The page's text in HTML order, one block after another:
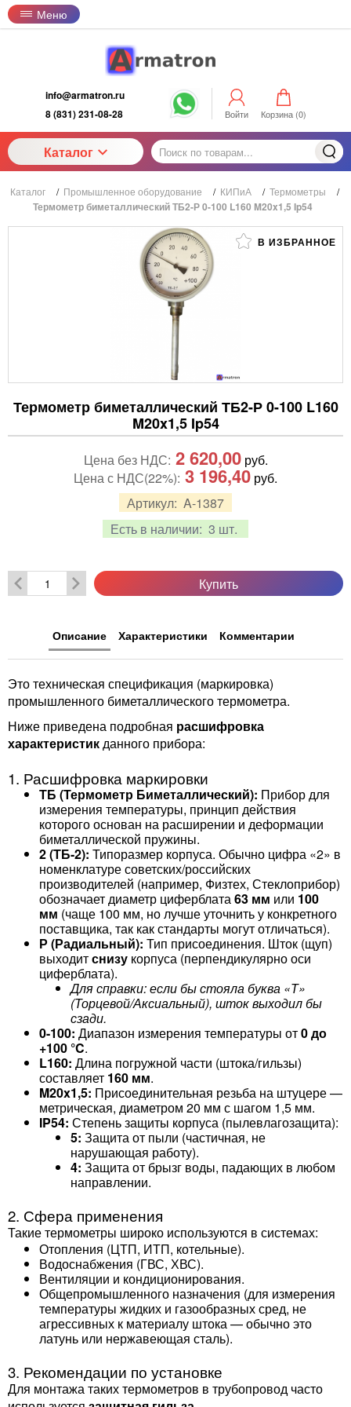
Меню
info@armatron.ru
8 (831) 231-08-28
Войти Корзина (0)
Каталог
Каталог / Промышленное оборудование / КИПиА / Термометры /
Термометр биметаллический ТБ2-Р 0-100 L160 M20x1,5 Ip54
В ИЗБРАННОЕ
Термометр биметаллический ТБ2-Р 0-100 L160
M20x1,5 Ip54
Артикул: A-1387
Есть в наличии: 3 шт.
Цена без НДС: 2 620,00руб.
Цена с НДС(22%): 3 196,40 руб.
Купить
Описание Характеристики Комментарии
Это техническая спецификация (маркировка)
промышленного биметаллического термометра.
Ниже приведена подробная расшифровка
характеристикданного прибора:
1. Расшифровка маркировки
ТБ (Термометр Биметаллический): Прибор для
измерения температуры, принцип действия
которого основан на расширении и деформации
биметаллической пружины.
2 (ТБ-2): Типоразмер корпуса. Обычно цифра «2» в
номенклатуре советских/российских
производителей (например, Физтех, Стеклоприбор)
обозначает диаметр циферблата63 мм или 100
мм (чаще 100 мм, но лучше уточнить у конкретного
поставщика, так как стандарты могут отличаться).
Р (Радиальный): Тип присоединения. Шток (щуп)
выходитснизу корпуса (перпендикулярно оси
циферблата).
Для справки: если бы стояла буква «Т»
(Торцевой/Аксиальный), шток выходил бы
сзади.
0-100: Диапазон измерения температуры от0 до
+100 °C.
L160: Длина погружной части (штока/гильзы)
составляет 160 мм.
M20x1,5: Присоединительная резьба на штуцере —
метрическая, диаметром 20 мм с шагом 1,5 мм.
IP54: Степень защиты корпуса (пылевлагозащита):
5: Защита от пыли (частичная, не
нарушающая работу).
4: Защита от брызг воды, падающих в любом
направлении.
2. Сфера применения
Такие термометры широко используются в системах:
Отопления (ЦТП, ИТП, котельные).
Водоснабжения (ГВС, ХВС).
Вентиляции и кондиционирования.
Общепромышленного назначения (для измерения
температуры жидких и газообразных сред, не
агрессивных к материалу штока — обычно это
латунь или нержавеющая сталь).
3. Рекомендации по установке
Для монтажа таких термометров в трубопровод часто